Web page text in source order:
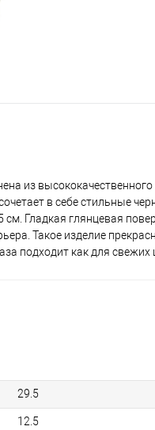
из
в себе стильные
Гладкая глянцевая
Такое изделие
подходит как для
29.5
12.5